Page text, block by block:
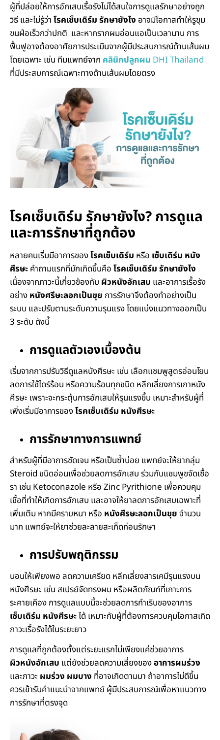
ผู้ที่ปล่อยให้การอักเสบเรื้อรังไม่ได้สนใจการดูแลรักษาอย่างถูก
วิธี และไม่รู้ว่าโรคเซ็บเดิร์ม รักษายังไง อาจมีโอกาสทำให้รูขุม
ขนฝ่อเร็วกว่าปกติ และหากรากผมอ่อนแอเป็นเวลานาน การ
ฟื้นฟูอาจต้องอาศัยการประเมินจากผู้มีประสบการณ์ด้านเส้นผม
โดยเฉพาะ เช่น ทีมแพทย์จาก คลินิกปลูกผม DHI Thailand
ที่มีประสบการณ์เฉพาะทางด้านเส้นผมโดยตรง
โรคเซ็บเดิร์ม รักษายังไง? การดูแล
และการรักษาที่ถูกต้อง
หลายคนเริ่มมีอาการของโรคเซ็บเดิร์ม หรือ เซ็บเดิร์ม หนัง
ศีรษะคำถามแรกที่มักเกิดขึ้นคือโรคเซ็บเดิร์ม รักษายังไง
เนื่องจากภาวะนี้เกี่ยวข้องกับ ผิวหนังอักเสบ และอาการเรื้อรัง
อย่างหนังศรีษะลอกเป็นขุย การรักษาจึงต้องทำอย่างเป็น
ระบบ และปรับตามระดับความรุนแรง โดยแบ่งแนวทางออกเป็น
3 ระดับ ดังนี้
การดูแลตัวเองเบื้องต้น
เริ่มจากการปรับวิธีดูแลหนังศีรษะ เช่น เลือกแชมพูสูตรอ่อนโยน
ลดการใช้ไดร์ร้อน หรือความร้อนทุกชนิด หลีกเลี่ยงการเกาหนัง
ศีรษะ เพราะจะกระตุ้นการอักเสบให้รุนแรงขึ้น เหมาะสำหรับผู้ที่
เพิ่งเริ่มมีอาการของโรคเซ็บเดิร์ม หนังศีรษะ
การรักษาทางการแพทย์
สำหรับผู้ที่มีอาการชัดเจน หรือเป็นซ้ำบ่อย แพทย์จะให้ยากลุ่ม
Steroid ชนิดอ่อนเพื่อช่วยลดการอักเสบ ร่วมกับแชมพูขจัดเชื้อ
รา เช่น Ketoconazole หรือ Zinc Pyrithione เพื่อควบคุม
เชื้อที่ทำให้เกิดการอักเสบ และอาจให้ยาลดการอักเสบเฉพาะที่
เพิ่มเติม หากมีคราบหนา หรือ หนังศีรษะลอกเป็นขุยจำนวน
มาก แพทย์จะให้ยาช่วยละลายสะเก็ดก่อนรักษา
การปรับพฤติกรรม
นอนให้เพียงพอ ลดความเครียด หลีกเลี่ยงสารเคมีรุนแรงบน
หนังศีรษะ เช่น สเปรย์จัดทรงผม หรือผลิตภัณฑ์ที่เกาะการ
ระคายเคือง การดูแลแบบนี้จะช่วยลดการกำเริบของอาการ
เซ็บเดิร์ม หนังศีรษะได้ เหมาะกับผู้ที่ต้องการควบคุมโอกาสเกิด
ภาวะเรื้อรังได้ในระยะยาว
การดูแลที่ถูกต้องตั้งแต่ระยะแรกไม่เพียงแค่ช่วยอาการ
ผิวหนังอักเสบ แต่ยังช่วยลดความเสี่ยงของอาการผมร่วง
และภาวะ ผมร่วง ผมบาง ที่อาจเกิดตามมา ถ้าอาการไม่ดีขึ้น
ควรเข้ารับคำแนะนำจากแพทย์ ผู้มีประสบการณ์เพื่อหาแนวทาง
การรักษาที่ตรงจุด